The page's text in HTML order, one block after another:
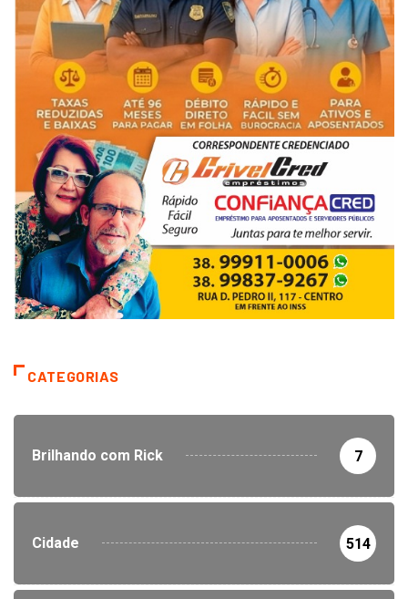
CATEGORIAS
Brilhando com Rick 7
Cidade 514